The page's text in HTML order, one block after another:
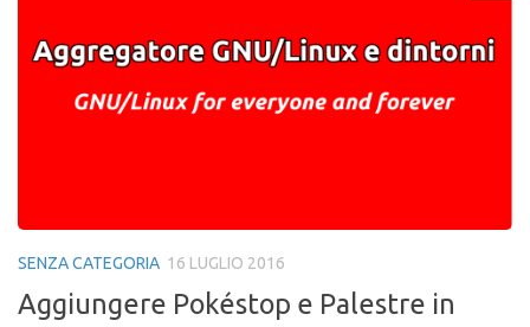
SENZA CATEGORIA 16 LUGLIO 2016
Aggiungere Pokéstop e Palestre in